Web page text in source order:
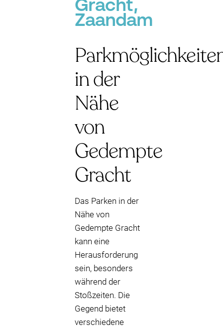
Gracht,
Zaandam
in der
Nähe
von
Gedempte
Gracht
Das Parken in der
Nähe von
Gedempte Gracht
kann eine
Herausforderung
sein, besonders
während der
Stoßzeiten. Die
Gegend bietet
verschiedene